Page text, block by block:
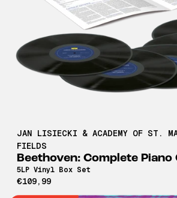
JAN LISIECKI & ACADEMY OF ST.
FIELDS
Beethoven: Complete
5LP Vinyl Box Set
€109,99